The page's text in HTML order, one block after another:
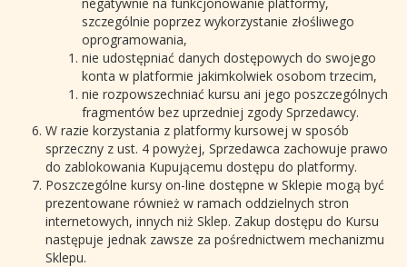
szczególnie poprzez wykorzystanie złośliwego
oprogramowania,
nie udostępniać danych dostępowych do swojego
konta w platformie jakimkolwiek osobom trzecim,
nie rozpowszechniać kursu ani jego poszczególnych
fragmentów bez uprzedniej zgody Sprzedawcy.
W razie korzystania z platformy kursowej w sposób
sprzeczny z ust. 4 powyżej, Sprzedawca zachowuje prawo
do zablokowania Kupującemu dostępu do platformy.
Poszczególne kursy on-line dostępne w Sklepie mogą być
prezentowane również w ramach oddzielnych stron
internetowych, innych niż Sklep. Zakup dostępu do Kursu
następuje jednak zawsze za pośrednictwem mechanizmu
Sklepu.